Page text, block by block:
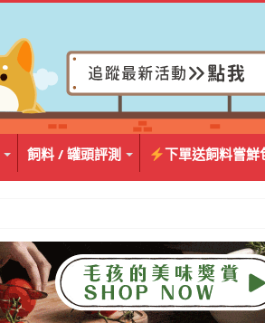
飼料 / 罐頭評測 下單送飼料嘗鮮